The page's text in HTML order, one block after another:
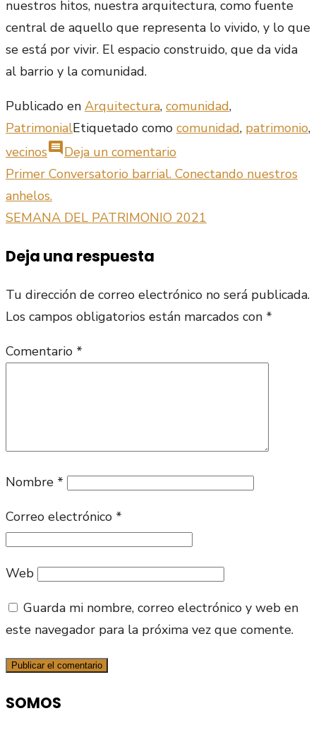
nuestros hitos, nuestra arquitectura, como fuente
central de aquello que representa lo vivido, y lo que
se está por vivir. El espacio construido, que da vida
al barrio y la comunidad.
Publicado en Arquitectura, comunidad,
PatrimonialEtiquetado como comunidad, patrimonio,
vecinoscommentDeja un comentarioen
CONVERSATORIO
PATRIMONIO,
COMUNIDAD
EN
BARRIO
Navegación
de
entradas
Primer Conversatorio barrial. Conectando nuestros
anhelos.
SEMANA DEL PATRIMONIO 2021
Deja una respuesta
Tu dirección de correo electrónico no será publicada.
Los campos obligatorios están marcados con *
Comentario *
Nombre *
Correo electrónico *
Web
Guarda mi nombre, correo electrónico y web en
este navegador para la próxima vez que comente.
SOMOS